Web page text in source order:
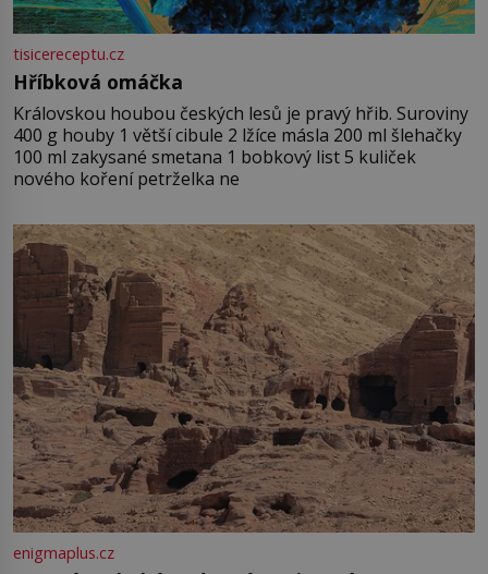
tisicereceptu.cz
Hříbková omáčka
Královskou houbou českých lesů je pravý hřib. Suroviny
400 g houby 1 větší cibule 2 lžíce másla 200 ml šlehačky
100 ml zakysané smetana 1 bobkový list 5 kuliček
nového koření petrželka ne
enigmaplus.cz